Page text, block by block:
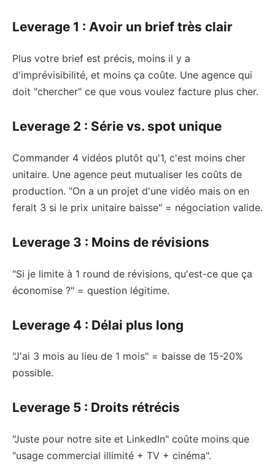
Leverage 1 : Avoir un brief très clair
Plus votre brief est précis, moins il y a
d'imprévisibilité, et moins ça coûte. Une agence qui
doit "chercher" ce que vous voulez facture plus cher.
Leverage 2 : Série vs. spot unique
Commander 4 vidéos plutôt qu'1, c'est moins cher
unitaire. Une agence peut mutualiser les coûts de
production. "On a un projet d'une vidéo mais on en
ferait 3 si le prix unitaire baisse" = négociation valide.
Leverage 3 : Moins de révisions
"Si je limite à 1 round de révisions, qu'est-ce que ça
économise ?" = question légitime.
Leverage 4 : Délai plus long
"J'ai 3 mois au lieu de 1 mois" = baisse de 15-20%
possible.
Leverage 5 : Droits rétrécis
"Juste pour notre site et LinkedIn" coûte moins que
"usage commercial illimité + TV + cinéma".